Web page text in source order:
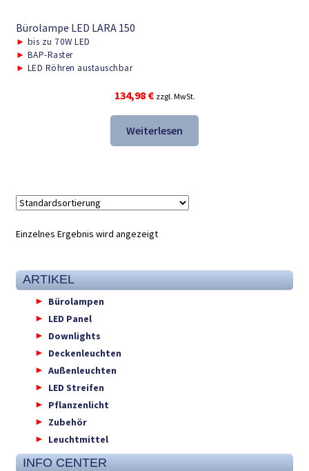
Bürolampe LED LARA 150
► bis zu 70W LED
► BAP-Raster
► LED Röhren austauschbar
134,98 € zzgl. MwSt.
Weiterlesen
Einzelnes Ergebnis wird angezeigt
ARTIKEL
Bürolampen
LED Panel
Downlights
Deckenleuchten
Außenleuchten
LED Streifen
Pflanzenlicht
Zubehör
Leuchtmittel
INFO CENTER